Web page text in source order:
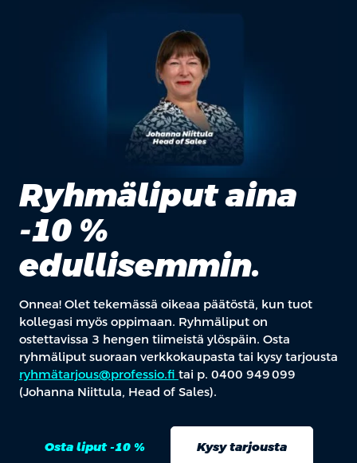
Ryhmäliput aina
-10 %
edullisemmin.
Onnea! Olet tekemässä oikeaa päätöstä, kun tuot
kollegasi myös oppimaan. Ryhmäliput on
ostettavissa 3 hengen tiimeistä ylöspäin. Osta
ryhmäliput suoraan verkkokaupasta tai kysy tarjousta
ryhmätarjous@professio.fi tai p. 0400 949 099
(Johanna Niittula, Head of Sales).
Osta liput -10 % Kysy tarjousta